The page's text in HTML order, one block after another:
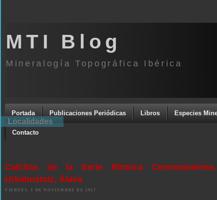
MTI Blog
Mineralogía Topográfica Ibérica
Portada Publicaciones Periódicas Libros Especies
Contacto
Calcitas de la Serie Rítmica
Urkabustaiz, Álava
VIERNES, 3 DE NOVIEMBRE DE 2017
Localidades